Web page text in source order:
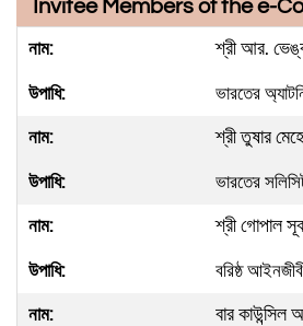
Invitee Members of the e-
শ্রী আর.
ভারতের
শ্রী তুষার
ভারতের
শ্রী গোপাল
বরিষ্ঠ
বার কাউন্সিল